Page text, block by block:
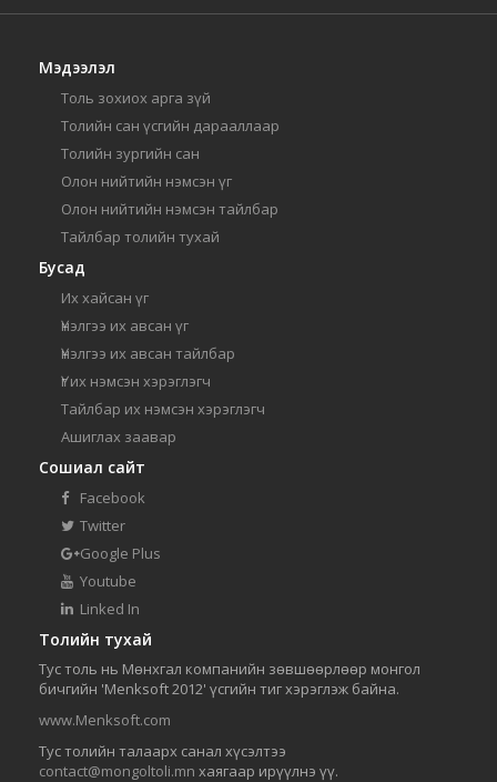
Мэдээлэл
Толь зохиох арга зүй
Толийн сан үсгийн дарааллаар
Толийн зургийн сан
Олон нийтийн нэмсэн үг
Олон нийтийн нэмсэн тайлбар
Тайлбар толийн тухай
Бусад
Их хайсан үг
Үнэлгээ их авсан үг
Үнэлгээ их авсан тайлбар
Үг их нэмсэн хэрэглэгч
Тайлбар их нэмсэн хэрэглэгч
Ашиглах заавар
Сошиал сайт
Facebook
Twitter
Google Plus
Youtube
Linked In
Толийн тухай
Тус толь нь Мөнхгал компанийн зөвшөөрлөөр монгол
бичгийн 'Menksoft 2012' үсгийн тиг хэрэглэж байна.
www.Menksoft.com
Тус толийн талаарх санал хүсэлтээ
contact@mongoltoli.mn хаягаар ирүүлнэ үү.